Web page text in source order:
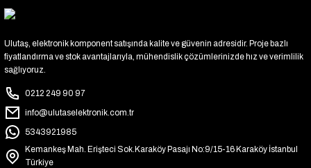
Ulutaş, elektronik komponent satışında kalite ve güvenin adresidir. Proje bazlı
fiyatlandırma ve stok avantajlarıyla, mühendislik çözümlerinizde hız ve verimlilik
sağlıyoruz.
0212 249 90 97
info@ulutaselektronik.com.tr
5343921985
Kemankeş Mah. Erişteci Sok.Karaköy Pasajı No:9/15-16 Karaköy İstanbul
Türkiye